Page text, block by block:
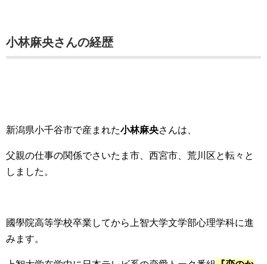
小林麻央さんの経歴
新潟県小千谷市で産まれた小林麻央さんは、
父親の仕事の関係でさいたま市、西宮市、荒川区と転々と
しました。
國學院高等学校卒業してから上智大学文学部心理学科に進
みます。